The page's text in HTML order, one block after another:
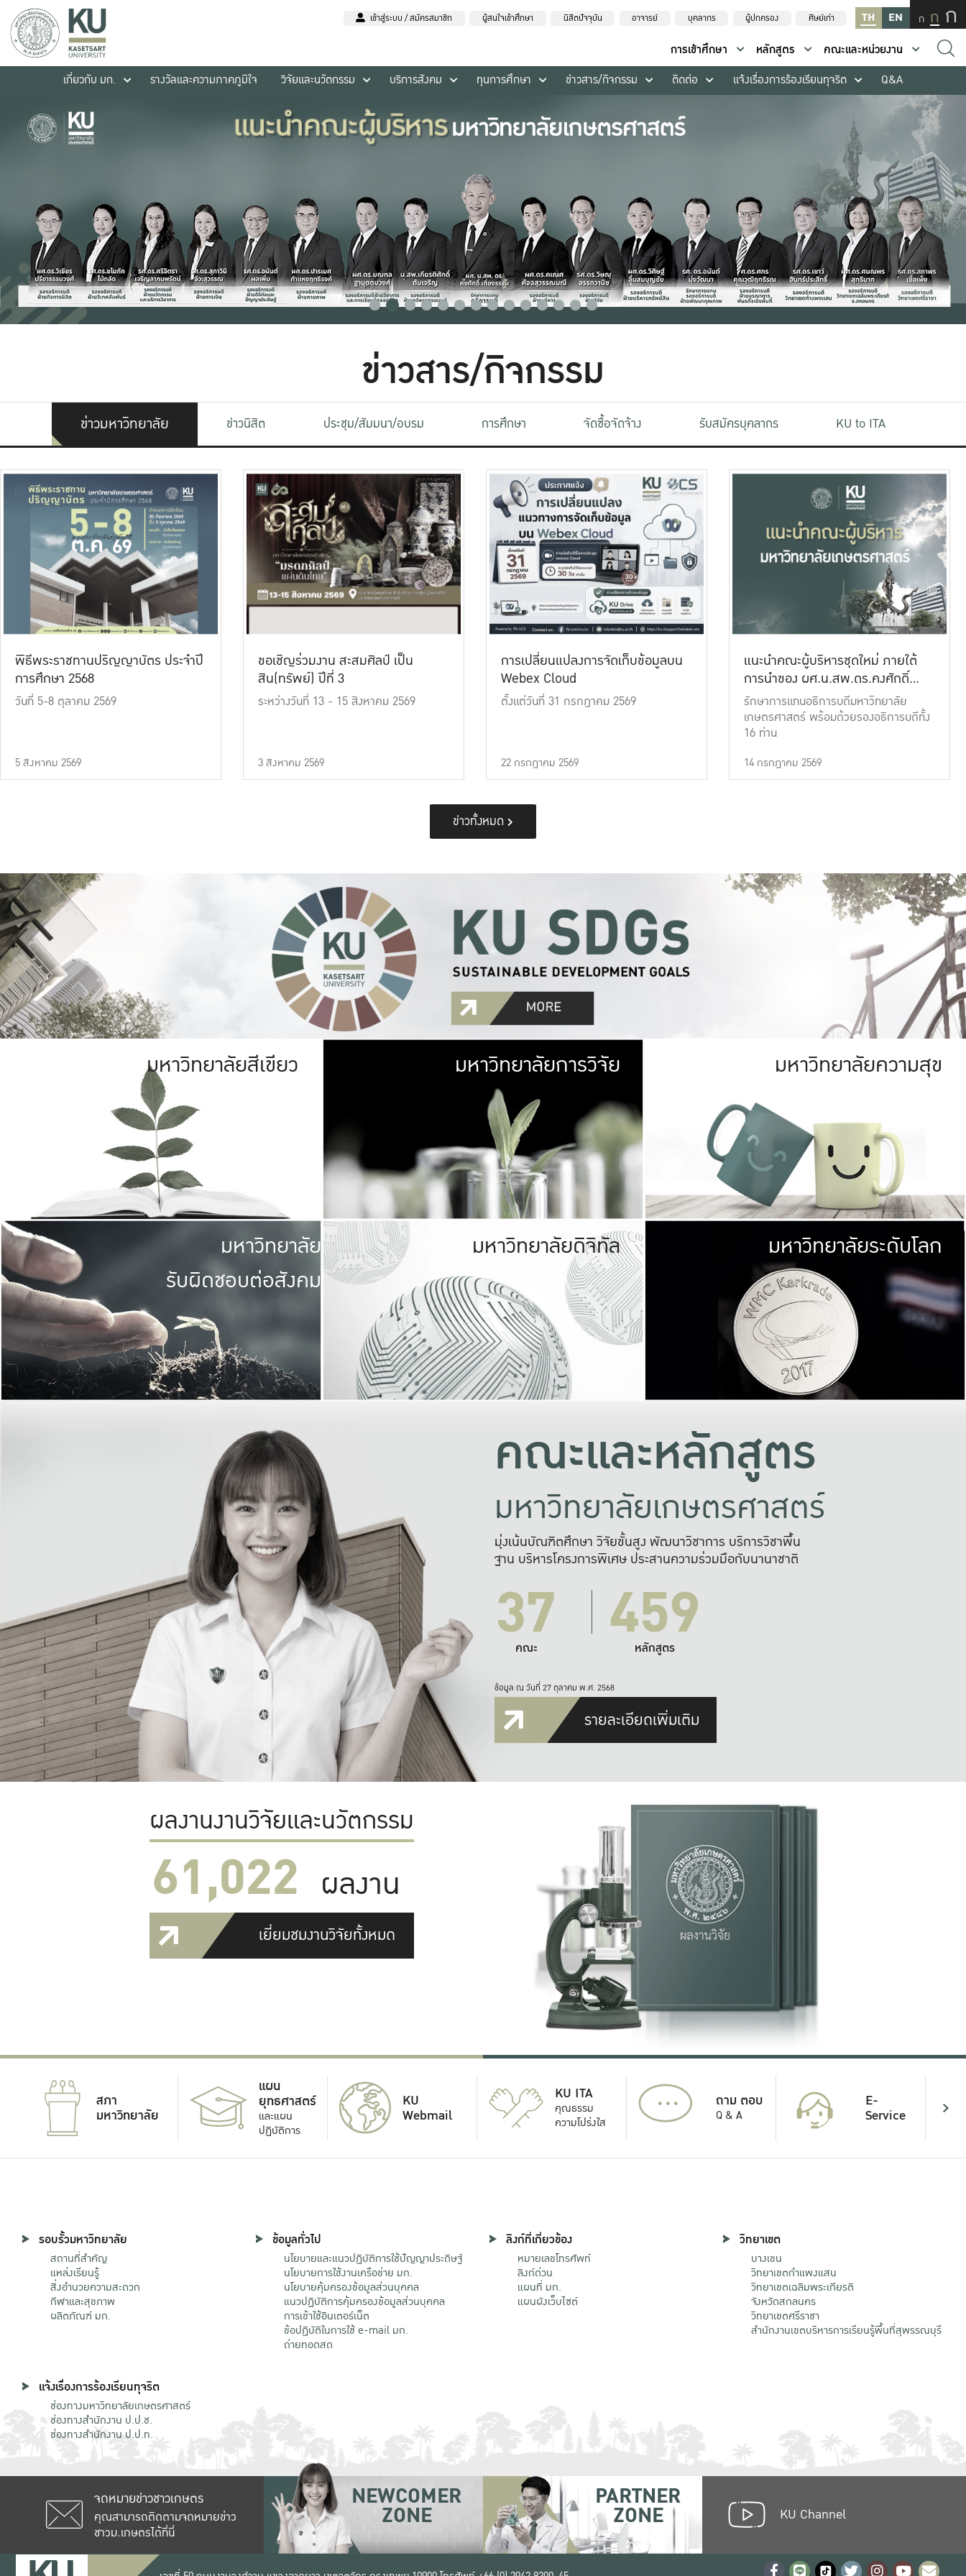
เข้าสู่ระบบ / สมัครสมาชิก ผู้สนใจเข้าศึกษา นิสิตปัจจุบัน อาจารย์ บุคลากร ผู้ปกครอง ศิษย์เก่า TH EN ก ก ก
การเข้าศึกษา หลักสูตร
คณะและหน่วยงาน
เกี่ยวกับ มก.
รางวัลและความภาคภูมิใจ วิจัยและนวัตกรรม บริการสังคม ทุนการศึกษา ข่าวสาร/กิจกรรม ติดต่อ แจ้งเรื่องการร้องเรียนทุจริต Q&A
ข่าวสาร/กิจกรรม
ข่าวมหาวิทยาลัย ข่าวนิสิต ประชุม/สัมมนา/อบรม การศึกษา จัดซื้อจัดจ้าง รับสมัครบุคลากร KU to ITA
พิธีพระราชทานปริญญาบัตร ประจำปี
การศึกษา 2568
วันที่ 5-8 ตุลาคม 2569
5 สิงหาคม 2569
ขอเชิญร่วมงาน สะสมศิลป์ เป็น
สิน(ทรัพย์) ปีที่ 3
ระหว่างวันที่ 13 - 15 สิงหาคม 2569
3 สิงหาคม 2569
การเปลี่ยนแปลงการจัดเก็บข้อมูลบน
Webex Cloud
ตั้งแต่วันที่ 31 กรกฎาคม 2569
22 กรกฎาคม 2569
แนะนำคณะผู้บริหารชุดใหม่ ภายใต้
การนำของ ผศ.น.สพ.ดร.คงศักดิ์
เที่ยงธรรม
รักษาการแทนอธิการบดีมหาวิทยาลัย
เกษตรศาสตร์ พร้อมด้วยรองอธิการบดีทั้ง
16 ท่าน
14 กรกฎาคม 2569
ข่าวทั้งหมด
มหาวิทยาลัยสีเขียว มหาวิทยาลัย
เกษตรศาสตร์ มีพื้นที่เขียวสดใส หนาแน่น
เป็นป่าในเมือง (URBAN FOREST)
เกษตรในเมือง (URBAN AGRICULTURE)
ที่นับรวมกันได้ประมาณ 1,400 ไร่
มหาวิทยาลัยการวิจัย มหาวิทยาลัย
ให้กับประชาชน
มหาวิทยาลัยความสุข
มหาวิทยาลัย
รับผิดชอบต่อสังคม
มหาวิทยาลัยรับผิดชอบต่อสังคม
ร่วมมือกับชุมชน เพื่อความกินดีอยู่ดี
และความสุขอย่างยั่งยืน
มองปัญหาในภาพกว้าง
แก้ไขจากปัญหาจุดเล็กๆ
มหาวิทยาลัยดิจิทัล มหาวิทยา
พร้อมที่จ
และผลักดันในการใช้ระบบส
เพื่อการทำงานแ
มหาวิทยาลัยระดับโลก
คณะและหลักสูตร
มหาวิทยาลัยเกษตรศาสตร์
มุ่งเน้นบัณฑิตศึกษา วิจัยขั้นสูง พัฒนาวิชาการ บริการวิชาพื้น
ฐาน บริหารโครงการพิเศษ ประสานความร่วมมือกับนานาชาติ
37
คณะ 459
หลักสูตร
ข้อมูล ณ วันที่ 27 ตุลาคม พ.ศ. 2568
รายละเอียดเพิ่มเติม
ผลงานงานวิจัยและนวัตกรรม
61,022 ผลงาน
เยี่ยมชมงานวิจัยทั้งหมด
สภา
มหาวิทยาลัย
แผน
ยุทธศาสตร์
และแผน
ปฏิบัติการ
KU
Webmail
KU ITA
คุณธรรม
ความโปร่งใส
... ถาม ตอบ
Q & A
E-
Service
รอบรั้วมหาวิทยาลัย
สถานที่สำคัญ
แหล่งเรียนรู้
สิ่งอำนวยความสะดวก
กีฬาและสุขภาพ
ผลิตภัณฑ์ มก.
ข้อมูลทั่วไป
นโยบายและแนวปฏิบัติการใช้ปัญญาประดิษฐ์
นโยบายการใช้งานเครือข่าย มก.
นโยบายคุ้มครองข้อมูลส่วนบุคคล
แนวปฏิบัติการคุ้มครองข้อมูลส่วนบุคคล
การเข้าใช้อินเตอร์เน็ต
ข้อปฏิบัติในการใช้ e-mail มก.
ถ่ายทอดสด
ลิงก์ที่เกี่ยวข้อง
หมายเลขโทรศัพท์
ลิงก์ด่วน
แผนที่ มก.
แผนผังเว็บไซต์
วิทยาเขต
บางเขน
วิทยาเขตกําแพงแสน
วิทยาเขตเฉลิมพระเกียรติ
จังหวัดสกลนคร
วิทยาเขตศรีราชา
สำนักงานเขตบริหารการเรียนรู้พื้นที่สุพรรณบุรี
แจ้งเรื่องการร้องเรียนทุจริต
ช่องทางมหาวิทยาลัยเกษตรศาสตร์
ช่องทางสำนักงาน ป.ป.ช.
ช่องทางสำนักงาน ป.ป.ท.
จดหมายข่าวชาวเกษตร
คุณสามารถติดตามจดหมายข่าว
ชาวม.เกษตรได้ที่นี่
NEWCOMER
ZONE
PARTNER
ZONE KU Channel